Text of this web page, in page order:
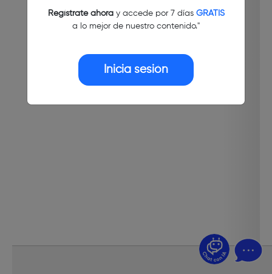
Regístrate ahoray accede por 7 días GRATIS
a lo mejor de nuestro contenido."
Inicia sesión